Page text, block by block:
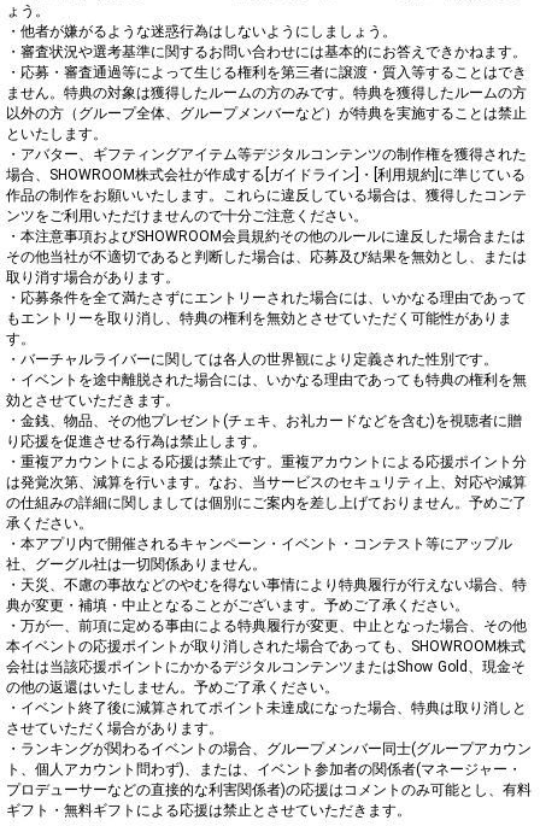
ょう。
・他者が嫌がるような迷惑行為はしないようにしましょう。
・審査状況や選考基準に関するお問い合わせには基本的にお答えできかねます。
・応募・審査通過等によって生じる権利を第三者に譲渡・質入等することはでき
ません。特典の対象は獲得したルームの方のみです。特典を獲得したルームの方
以外の方（グループ全体、グループメンバーなど）が特典を実施することは禁止
といたします。
・アバター、ギフティングアイテム等デジタルコンテンツの制作権を獲得された
場合、SHOWROOM株式会社が作成する[ガイドライン]・[利用規約]に準じている
作品の制作をお願いいたします。これらに違反している場合は、獲得したコンテ
ンツをご利用いただけませんので十分ご注意ください。
・本注意事項およびSHOWROOM会員規約その他のルールに違反した場合または
その他当社が不適切であると判断した場合は、応募及び結果を無効とし、または
取り消す場合があります。
・応募条件を全て満たさずにエントリーされた場合には、いかなる理由であって
もエントリーを取り消し、特典の権利を無効とさせていただく可能性がありま
す。
・バーチャルライバーに関しては各人の世界観により定義された性別です。
・イベントを途中離脱された場合には、いかなる理由であっても特典の権利を無
効とさせていただきます。
・金銭、物品、その他プレゼント(チェキ、お礼カードなどを含む)を視聴者に贈
り応援を促進させる行為は禁止します。
・重複アカウントによる応援は禁止です。重複アカウントによる応援ポイント分
は発覚次第、減算を行います。なお、当サービスのセキュリティ上、対応や減算
の仕組みの詳細に関しましては個別にご案内を差し上げておりません。予めご了
承ください。
・本アプリ内で開催されるキャンペーン・イベント・コンテスト等にアップル
社、グーグル社は一切関係ありません。
・天災、不慮の事故などのやむを得ない事情により特典履行が行えない場合、特
典が変更・補填・中止となることがございます。予めご了承ください。
・万が一、前項に定める事由による特典履行が変更、中止となった場合、その他
本イベントの応援ポイントが取り消しされた場合であっても、SHOWROOM株式
会社は当該応援ポイントにかかるデジタルコンテンツまたはShow Gold、現金そ
の他の返還はいたしません。予めご了承ください。
・イベント終了後に減算されてポイント未達成になった場合、特典は取り消しと
させていただく場合があります。
・ランキングが関わるイベントの場合、グループメンバー同士(グループアカウン
ト、個人アカウント問わず)、または、イベント参加者の関係者(マネージャー・
プロデューサーなどの直接的な利害関係者)の応援はコメントのみ可能とし、有料
ギフト・無料ギフトによる応援は禁止とさせていただきます。